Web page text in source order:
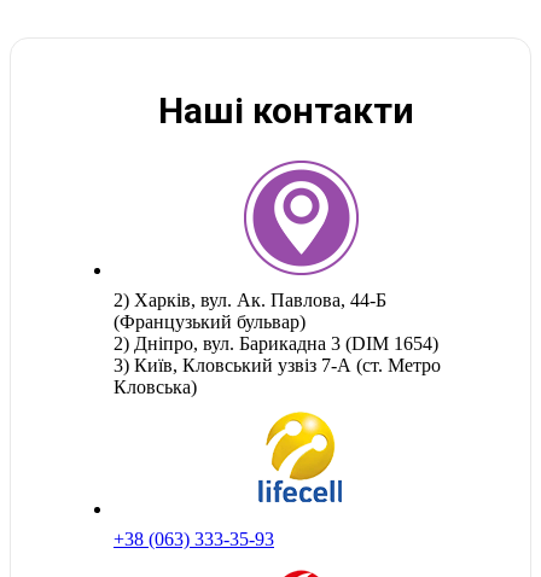
Наші контакти
2) Харків, вул. Ак. Павлова, 44-Б
(Французький бульвар)
2) Дніпро, вул. Барикадна 3 (DIM 1654)
3) Київ, Кловський узвіз 7-А (ст. Метро
Кловська)
+38 (063) 333-35-93